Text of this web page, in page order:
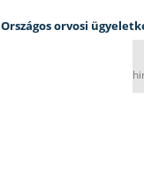
Országos orvosi